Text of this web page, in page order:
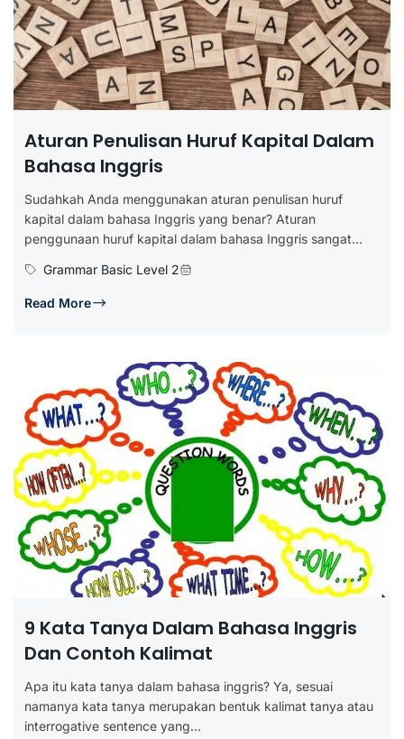
Aturan Penulisan Huruf Kapital Dalam
Bahasa Inggris
Sudahkah Anda menggunakan aturan penulisan huruf
kapital dalam bahasa Inggris yang benar? Aturan
penggunaan huruf kapital dalam bahasa Inggris sangat...
Grammar Basic Level 2
Read More
9 Kata Tanya Dalam Bahasa Inggris
Dan Contoh Kalimat
Apa itu kata tanya dalam bahasa inggris? Ya, sesuai
namanya kata tanya merupakan bentuk kalimat tanya atau
interrogative sentence yang...